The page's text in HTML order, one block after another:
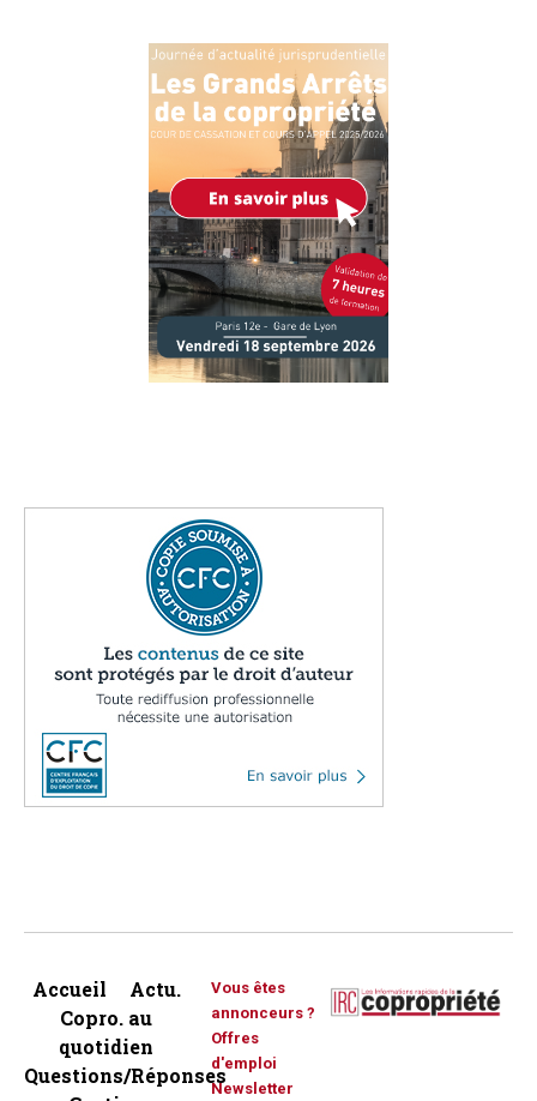
Accueil
Actu.
Copro. au
quotidien
Questions/Réponses
Vous êtes
annonceurs ?
Offres
d'emploi
Newsletter